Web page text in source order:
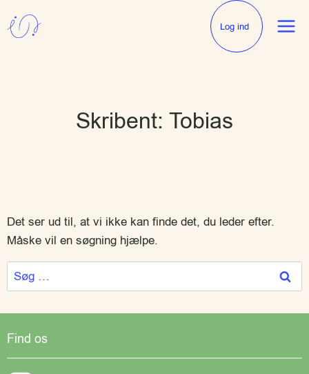
Log ind
Skribent: Tobias
Det ser ud til, at vi ikke kan finde det, du leder efter.
Måske vil en søgning hjælpe.
Find os